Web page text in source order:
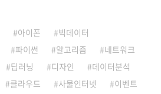
아이폰
빅데이터
파이썬 알고리즘
네트워크
딥러닝 디자인
데이터분석
클라우드 사물인터넷
이벤트